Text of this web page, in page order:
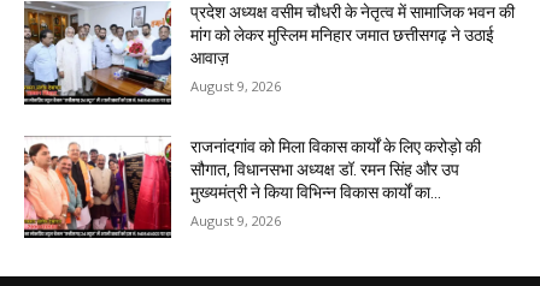
प्रदेश अध्यक्ष वसीम चौधरी के नेतृत्व में सामाजिक भवन की
मांग को लेकर मुस्लिम मनिहार जमात छत्तीसगढ़ ने उठाई
आवाज़
August 9, 2026
राजनांदगांव को मिला विकास कार्यों के लिए करोड़ो की
सौगात, विधानसभा अध्यक्ष डॉ. रमन सिंह और उप
मुख्यमंत्री ने किया विभिन्न विकास कार्यों का...
August 9, 2026